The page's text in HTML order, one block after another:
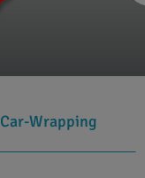
Car-Wrapping